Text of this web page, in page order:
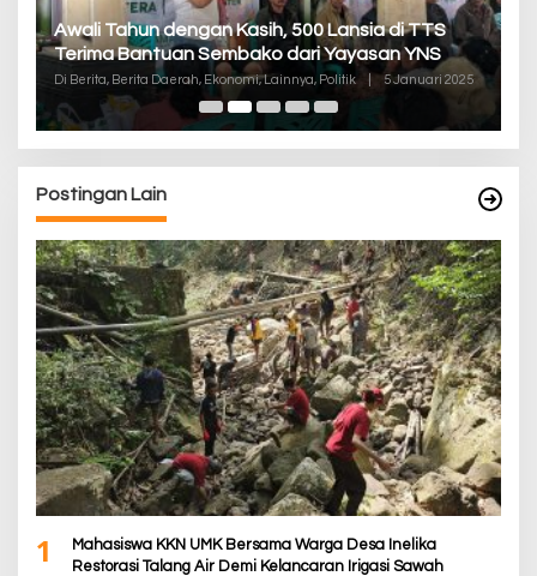
Awali Tahun dengan Kasih, 500 Lansia di TTS
Terima Bantuan Sembako dari Yayasan YNS
Di Berita, Berita Daerah, Ekonomi, Lainnya, Politik 5 Januari 2025
Postingan Lain
1
Mahasiswa KKN UMK Bersama Warga Desa Inelika
Restorasi Talang Air Demi Kelancaran Irigasi Sawah